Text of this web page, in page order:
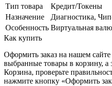
Тип товара
Кредит/Токены
Назначение
Диагностика,
Особенность Виртуальная
Как купить
Оформить заказ на нашем сайте
выбранные товары в корзину, а
Корзина, проверьте
нажмите кнопку «Оформить